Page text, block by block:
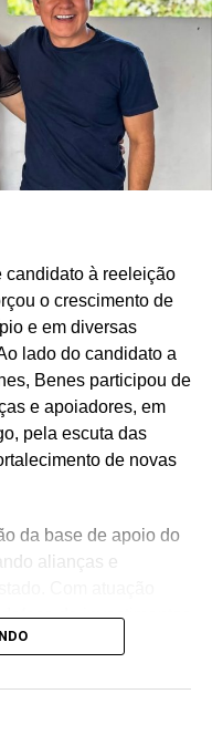
fortalecida,
municípios
que alcança quem
de patrimônios
apoiadas e
por meio de
tem apresentado
seu
do Rio Grande do
e comprometido em
candidato à reeleição
o crescimento de
e em diversas
lado do candidato a
Benes participou de
e apoiadores, em
pela escuta das
de novas
da base de apoio do
alianças e
de investimentos
tem reforçado o
Norte.
mais um passo na